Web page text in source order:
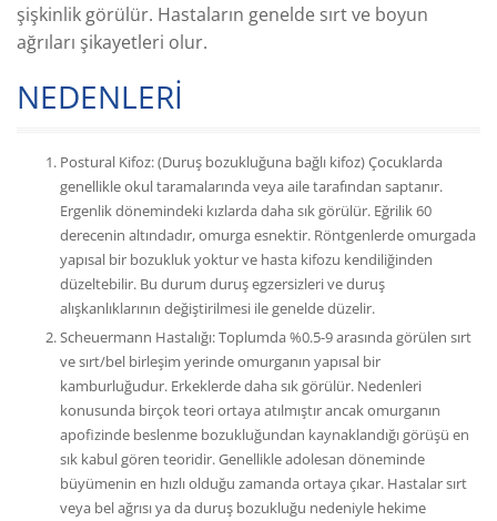
şişkinlik görülür. Hastaların genelde sırt ve boyun
ağrıları şikayetleri olur.
NEDENLERİ
Postural Kifoz: (Duruş bozukluğuna bağlı kifoz) Çocuklarda
genellikle okul taramalarında veya aile tarafından saptanır.
Ergenlik dönemindeki kızlarda daha sık görülür. Eğrilik 60
derecenin altındadır, omurga esnektir. Röntgenlerde omurgada
yapısal bir bozukluk yoktur ve hasta kifozu kendiliğinden
düzeltebilir. Bu durum duruş egzersizleri ve duruş
alışkanlıklarının değiştirilmesi ile genelde düzelir.
Scheuermann Hastalığı: Toplumda %0.5-9 arasında görülen sırt
ve sırt/bel birleşim yerinde omurganın yapısal bir
kamburluğudur. Erkeklerde daha sık görülür. Nedenleri
konusunda birçok teori ortaya atılmıştır ancak omurganın
apofizinde beslenme bozukluğundan kaynaklandığı görüşü en
sık kabul gören teoridir. Genellikle adolesan döneminde
büyümenin en hızlı olduğu zamanda ortaya çıkar. Hastalar sırt
veya bel ağrısı ya da duruş bozukluğu nedeniyle hekime